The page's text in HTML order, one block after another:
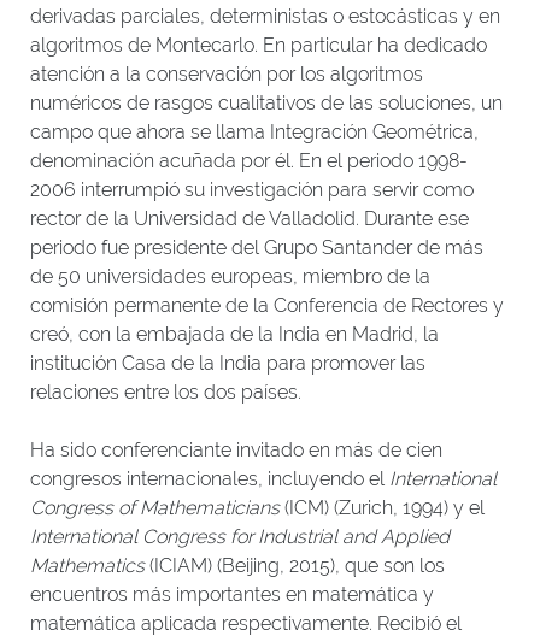
derivadas parciales, deterministas o estocásticas y en
algoritmos de Montecarlo. En particular ha dedicado
atención a la conservación por los algoritmos
numéricos de rasgos cualitativos de las soluciones, un
campo que ahora se llama Integración Geométrica,
denominación acuñada por él. En el periodo 1998-
2006 interrumpió su investigación para servir como
rector de la Universidad de Valladolid. Durante ese
periodo fue presidente del Grupo Santander de más
de 50 universidades europeas, miembro de la
comisión permanente de la Conferencia de Rectores y
creó, con la embajada de la India en Madrid, la
institución Casa de la India para promover las
relaciones entre los dos países.
Ha sido conferenciante invitado en más de cien
congresos internacionales, incluyendo el International
Congress of Mathematicians(ICM) (Zurich, 1994) y el
International Congress for Industrial and Applied
Mathematics(ICIAM) (Beijing, 2015), que son los
encuentros más importantes en matemática y
matemática aplicada respectivamente. Recibió el